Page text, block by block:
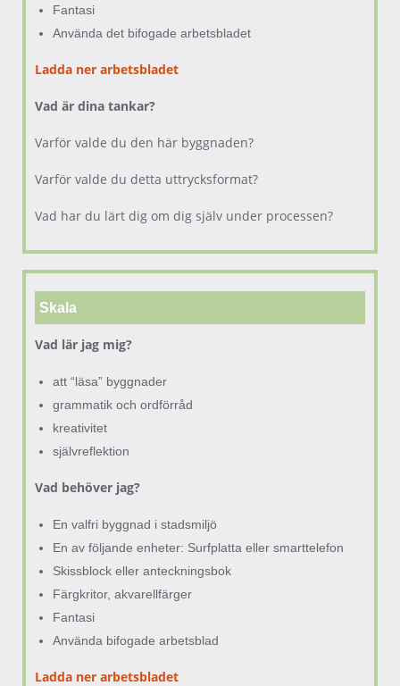
Fantasi
Använda det bifogade arbetsbladet
Ladda ner arbetsbladet
Vad är dina tankar?
Varför valde du den här byggnaden?
Varför valde du detta uttrycksformat?
Vad har du lärt dig om dig själv under processen?
Skala
Vad lär jag mig?
att “läsa” byggnader
grammatik och ordförråd
kreativitet
självreflektion
Vad behöver jag?
En valfri byggnad i stadsmiljö
En av följande enheter: Surfplatta eller smarttelefon
Skissblock eller anteckningsbok
Färgkritor, akvarellfärger
Fantasi
Använda bifogade arbetsblad
Ladda ner arbetsbladet